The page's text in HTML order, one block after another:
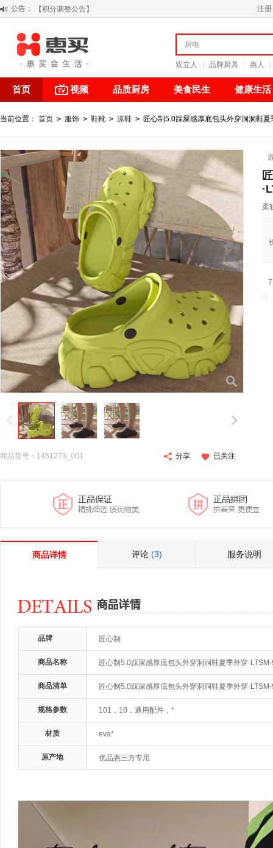
公告：
阳春三月 惠买带你感受第一颗黄果柑的清新甘甜
【公告】防诈骗提醒
注册
双立人 品牌厨具 惠人
首页 视频 品质厨房 美食民生 健康生活
当前位置： 首页 > 服饰 > 鞋靴 > 凉鞋 > 匠心制5.0踩屎感厚底包头外穿洞洞鞋
商品货号：1451273_001 分享 已关注
柔
商品详情 评论 (3) 服务说明
品牌 匠心制
商品名称 匠心制5.0踩屎感厚底包头外穿洞洞鞋夏季外穿
商品清单 匠心制5.0踩屎感厚底包头外穿洞洞鞋夏季外穿
规格参数 101，10，通用配件，*
材质 eva*
原产地 优品惠三方专用